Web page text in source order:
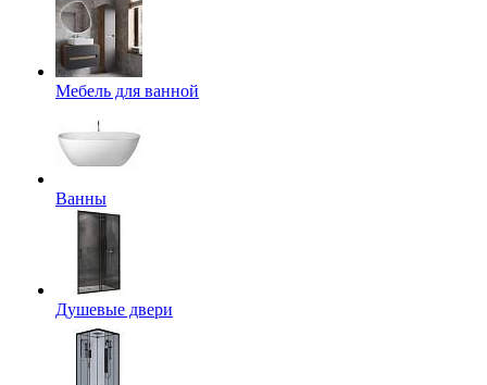
Мебель для ванной
Ванны
Душевые двери